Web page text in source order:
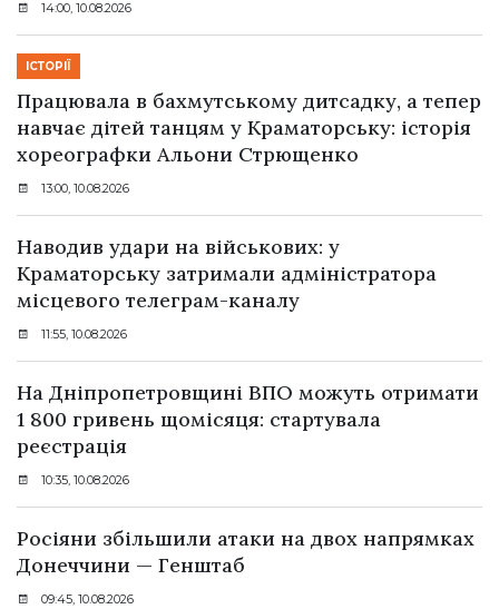
14:00, 10.08.2026
ІСТОРІЇ
Працювала в бахмутському дитсадку, а тепер
навчає дітей танцям у Краматорську: історія
хореографки Альони Стрющенко
13:00, 10.08.2026
Наводив удари на військових: у
Краматорську затримали адміністратора
місцевого телеграм-каналу
11:55, 10.08.2026
На Дніпропетровщині ВПО можуть отримати
1 800 гривень щомісяця: стартувала
реєстрація
10:35, 10.08.2026
Росіяни збільшили атаки на двох напрямках
Донеччини — Генштаб
09:45, 10.08.2026